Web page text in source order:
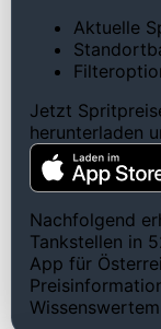
Aktuelle
Jetzt
herunterladen
Nachfolgend
Tankstellen in
App für